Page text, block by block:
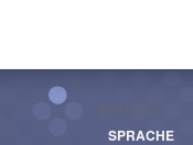
SPRACHE
SPRACHE